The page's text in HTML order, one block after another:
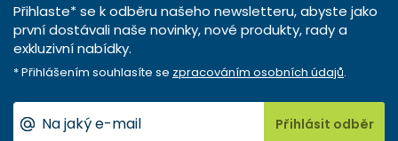
Přihlaste* se k odběru našeho newsletteru, abyste jako
první dostávali naše novinky, nové produkty, rady a
exkluzivní nabídky.
* Přihlášením souhlasíte se zpracováním osobních údajů.
Přihlásit odběr